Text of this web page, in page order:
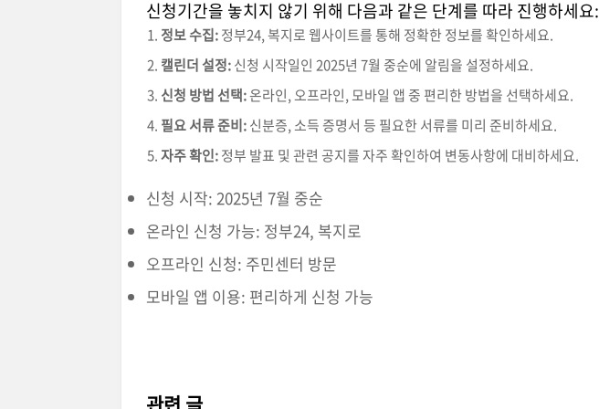
신청기간을 놓치지 않기 위해 다음과 같은 단계를 따라 진행하세요:
정보 수집:정부24, 복지로 웹사이트를 통해 정확한 정보를 확인하세요.
캘린더 설정:신청 시작일인 2025년 7월 중순에 알림을 설정하세요.
신청 방법 선택:온라인, 오프라인, 모바일 앱 중 편리한 방법을 선택하세요.
필요 서류 준비:신분증, 소득 증명서 등 필요한 서류를 미리 준비하세요.
자주 확인:정부 발표 및 관련 공지를 자주 확인하여 변동사항에 대비하세요.
신청 시작: 2025년 7월 중순
온라인 신청 가능: 정부24, 복지로
오프라인 신청: 주민센터 방문
모바일 앱 이용: 편리하게 신청 가능